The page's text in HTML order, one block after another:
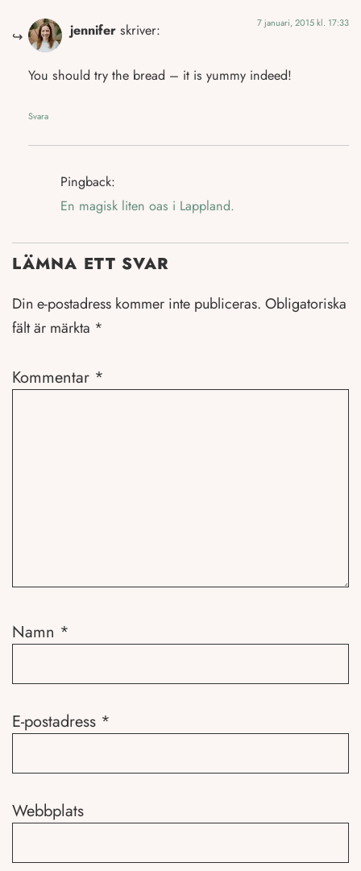
jennifer skriver: 7 januari, 2015 kl. 17:33
You should try the bread – it is yummy indeed!
Svara
Pingback:
En magisk liten oas i Lappland.
LÄMNA ETT SVAR
Din e-postadress kommer inte publiceras. Obligatoriska
fält är märkta *
Kommentar *
Namn *
E-postadress *
Webbplats